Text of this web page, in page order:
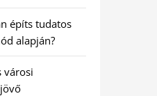
építs tudatos
alapján?
városi